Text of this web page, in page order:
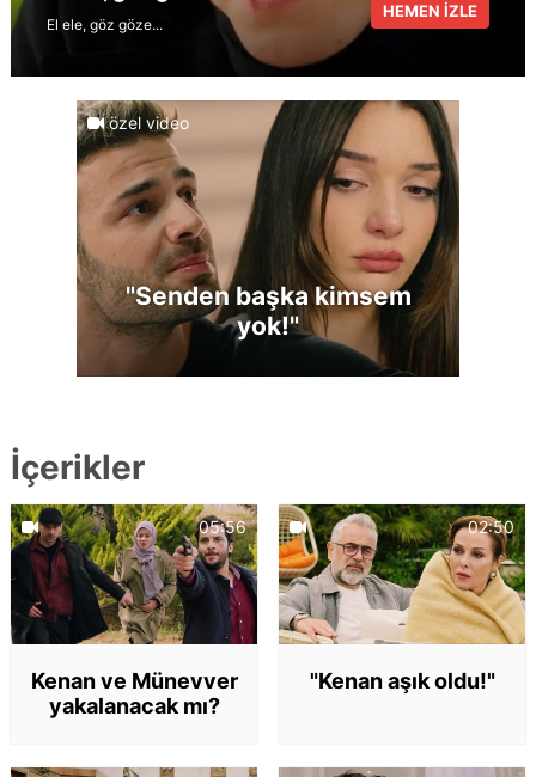
El ele, göz göze...
HEMEN İZLE
"Senden başka kimsem
yok!"
özel video
İçerikler
05:56
Kenan ve Münevver
yakalanacak mı?
02:50
"Kenan aşık oldu!"